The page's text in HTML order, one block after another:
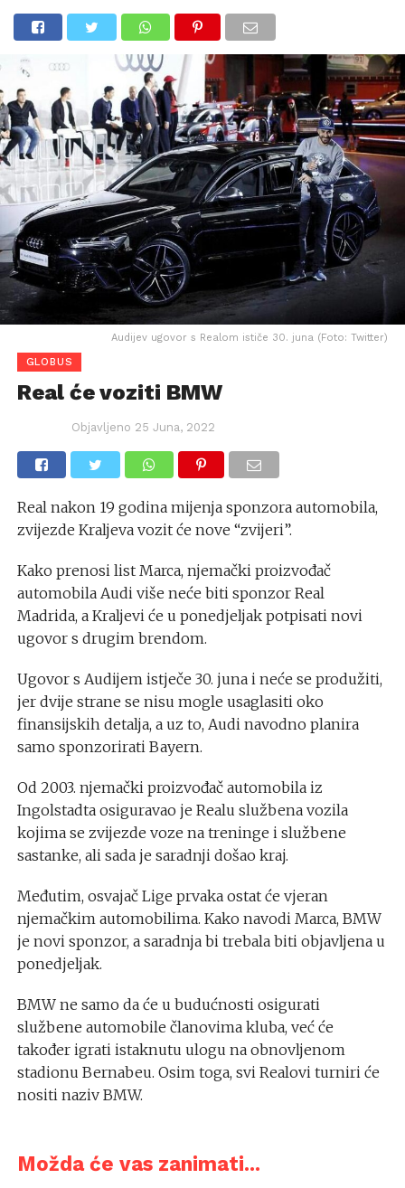
Audijev ugovor s Realom ističe 30. juna (Foto: Twitter)
GLOBUS
Real će voziti BMW
Objavljeno 25 Juna, 2022
Real nakon 19 godina mijenja sponzora automobila,
zvijezde Kraljeva vozit će nove “zvijeri”.
Kako prenosi list Marca, njemački proizvođač
automobila Audi više neće biti sponzor Real
Madrida, a Kraljevi će u ponedjeljak potpisati novi
ugovor s drugim brendom.
Ugovor s Audijem istječe 30. juna i neće se produžiti,
jer dvije strane se nisu mogle usaglasiti oko
finansijskih detalja, a uz to, Audi navodno planira
samo sponzorirati Bayern.
Od 2003. njemački proizvođač automobila iz
Ingolstadta osiguravao je Realu službena vozila
kojima se zvijezde voze na treninge i službene
sastanke, ali sada je saradnji došao kraj.
Međutim, osvajač Lige prvaka ostat će vjeran
njemačkim automobilima. Kako navodi Marca, BMW
je novi sponzor, a saradnja bi trebala biti objavljena u
ponedjeljak.
BMW ne samo da će u budućnosti osigurati
službene automobile članovima kluba, već će
također igrati istaknutu ulogu na obnovljenom
stadionu Bernabeu. Osim toga, svi Realovi turniri će
nositi naziv BMW.
Možda će vas zanimati...